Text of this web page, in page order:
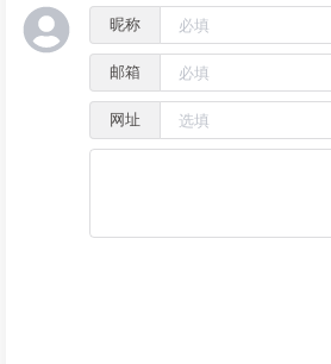
昵称
邮箱
网址